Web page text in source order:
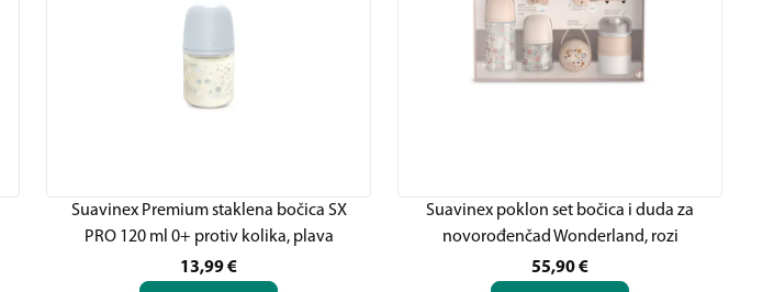
Suavinex Premium staklena bočica SX
PRO 120 ml 0+ protiv kolika, plava
13,99€
Suavinex poklon set bočica i duda za
novorođenčad Wonderland, rozi
55,90€